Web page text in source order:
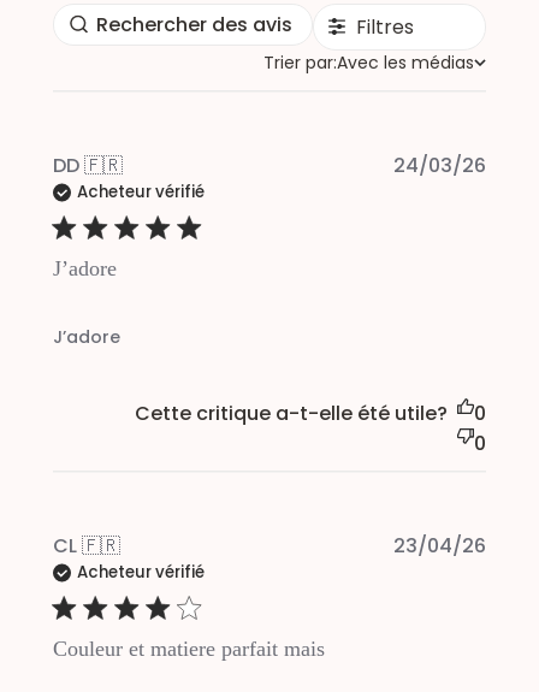
Filtres
Trier par
Trier par:Avec les médias
DD 🇫🇷
Acheteur vérifié
J’adore
J’adore
24/03/26
Cette critique a-t-elle été utile?
0
0
CL 🇫🇷
Acheteur vérifié
Couleur et matiere parfait mais
23/04/26